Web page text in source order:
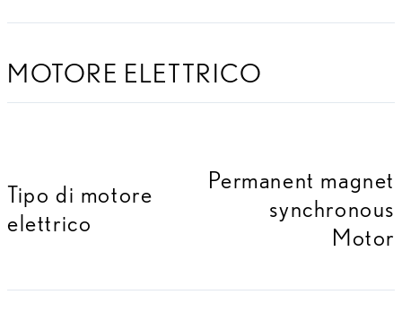
MOTORE ELETTRICO
Tipo di motore
elettrico
Permanent magnet
synchronous
Motor